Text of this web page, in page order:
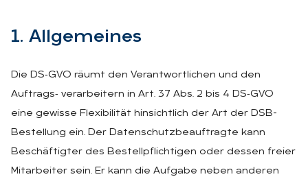
1. All­ge­mei­nes
Die DS‑GVO räumt den Verantwortlichen und den
Auftrags‑ verarbeitern in Art. 37 Abs. 2 bis 4 DS‑GVO
eine gewisse Flexibilität hinsichtlich der Art der DSB-
Bestellung ein. Der Datenschutzbeauftragte kann
Beschäftigter des Bestellpflichtigen oder dessen freier
Mitarbeiter sein. Er kann die Aufgabe neben anderen